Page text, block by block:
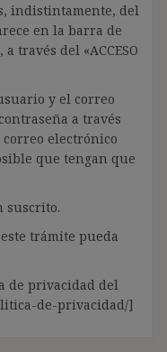
indistintamente, del
en la barra de
través del «ACCESO
y el correo
a través
electrónico
que tengan que
suscrito.
trámite pueda
de privacidad del
de-privacidad/]